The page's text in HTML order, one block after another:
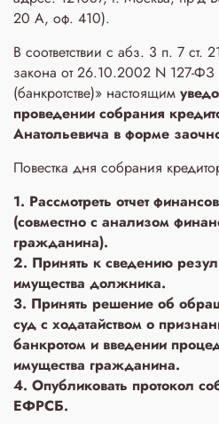
20 А, оф. 410).
В соответствии с абз. 3 п. 7 ст.
закона от 26.10.2002 N 127-ФЗ
(банкротстве)» настоящим
проведении собрания
Анатольевича в форме
Повестка дня собрания
1. Рассмотреть отчет
(совместно с анализом
гражданина).
2. Принять к сведению
имущества должника.
3. Принять решение об
суд с ходатайством о
банкротом и введении
имущества гражданина.
4. Опубликовать протокол
ЕФРСБ.